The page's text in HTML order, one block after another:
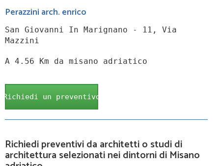
Perazzini arch. enrico
San Giovanni In Marignano - 11, Via
Mazzini
A 4.56 Km da misano adriatico
Richiedi un preventivo
Richiedi preventivi da architetti o studi di
architettura selezionati nei dintorni di Misano